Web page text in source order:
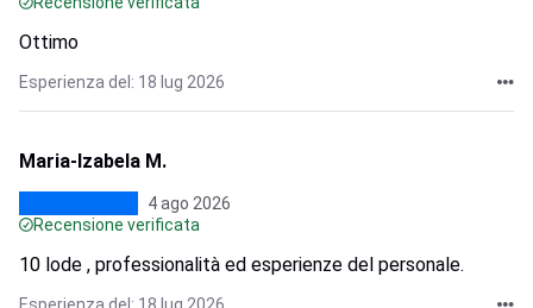
Ottimo
Esperienza del: 18 lug 2026
Maria-Izabela M.
4 ago 2026
Recensione verificata
10 lode , professionalità ed esperienze del personale.